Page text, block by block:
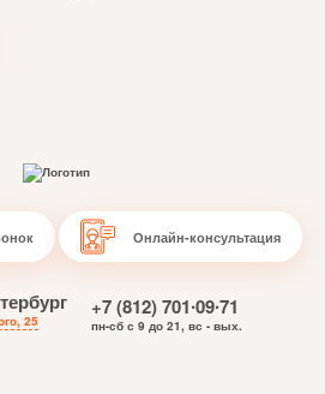
25
+7 (812) 701∙09∙71
пн-сб с 9 до 21, вс - вых.
обратный звонок Онлайн-консультация